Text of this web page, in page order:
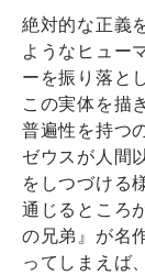
絶対的な正義
ようなヒュー
ーを振り落と
この実体を描
普遍性を持つ
ゼウスが人間
をしつづける
通じるところ
の兄弟』が名
ってしまえば